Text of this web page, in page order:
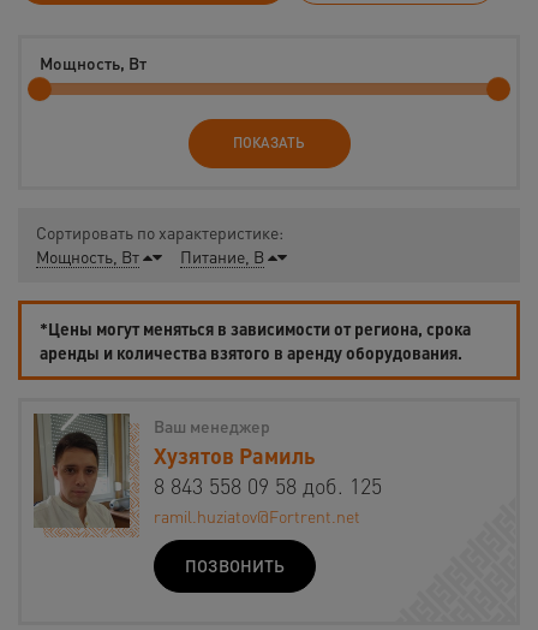
Мощность, Вт
ПОКАЗАТЬ
Сортировать по характеристике:
Мощность, Вт
Питание, В
*Цены могут меняться в зависимости от региона, срока
аренды и количества взятого в аренду оборудования.
Ваш менеджер
Хузятов Рамиль
8 843 558 09 58 доб. 125
ramil.huziatov@Fortrent.net
ПОЗВОНИТЬ